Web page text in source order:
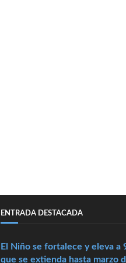
ENTRADA DESTACADA
El Niño se fortalece y eleva a
que se extienda hasta marzo